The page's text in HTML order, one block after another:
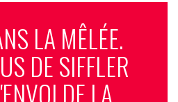
LA MÊLÉE.
DE SIFFLER
DE LA